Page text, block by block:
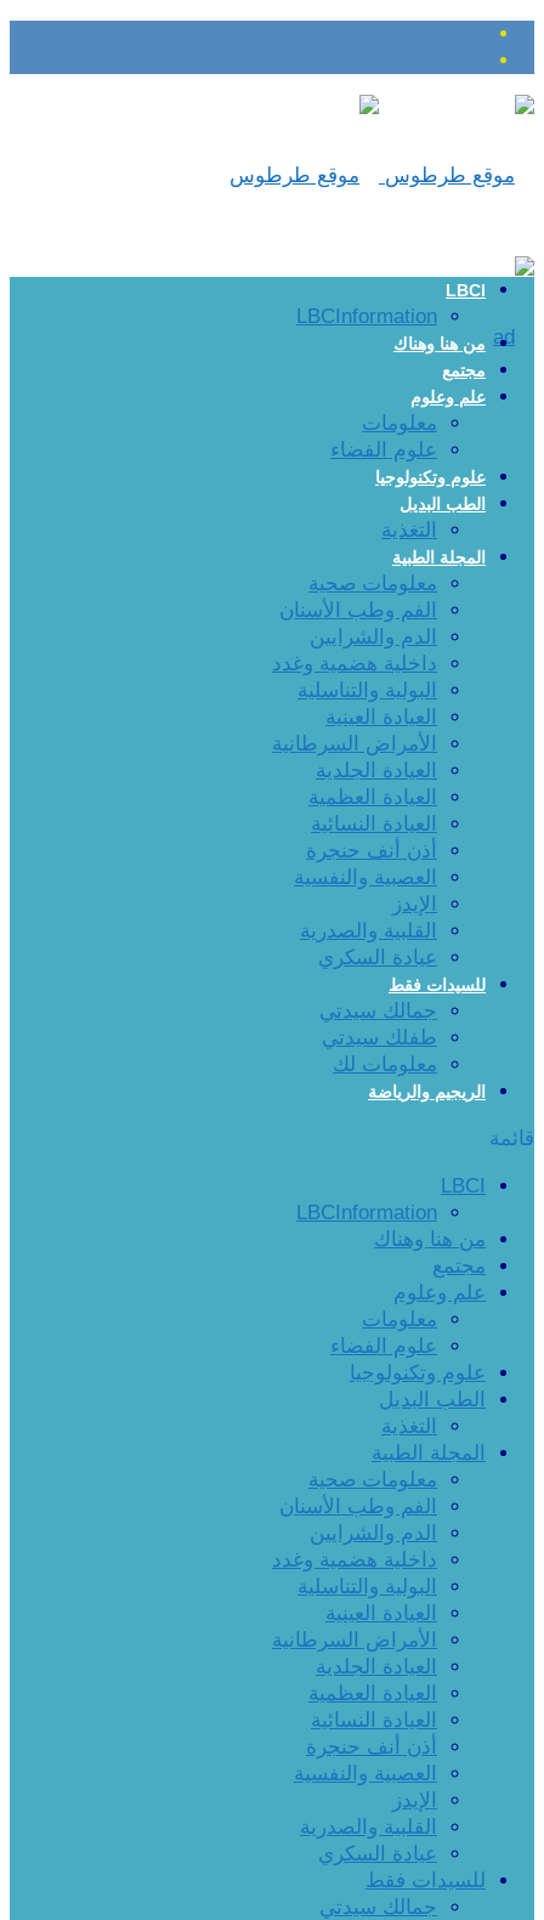
LBCI
LBCInformation
من هنا وهناك
مجتمع
علم وعلوم
معلومات
علوم الفضاء
علوم وتكنولوجيا
الطب البديل
التغذية
المجلة الطبية
معلومات صحية
الفم وطب الأسنان
الدم والشرايين
داخلية هضمية وغدد
البولية والتناسلية
العيادة العينية
الأمراض السرطانية
العيادة الجلدية
العيادة العظمية
العيادة النسائية
أذن أنف حنجرة
العصبية والنفسية
الإيدز
القلبية والصدرية
عيادة السكري
للسيدات فقط
جمالك سيدتي
طفلك سيدتي
معلومات لك
الريجيم والرياضة
قائمة
LBCI
LBCInformation
من هنا وهناك
مجتمع
علم وعلوم
معلومات
علوم الفضاء
علوم وتكنولوجيا
الطب البديل
التغذية
المجلة الطبية
معلومات صحية
الفم وطب الأسنان
الدم والشرايين
داخلية هضمية وغدد
البولية والتناسلية
العيادة العينية
الأمراض السرطانية
العيادة الجلدية
العيادة العظمية
العيادة النسائية
أذن أنف حنجرة
العصبية والنفسية
الإيدز
القلبية والصدرية
عيادة السكري
للسيدات فقط
جمالك سيدتي